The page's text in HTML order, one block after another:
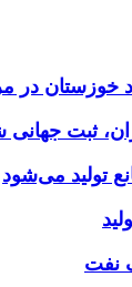
ثبت جهانی